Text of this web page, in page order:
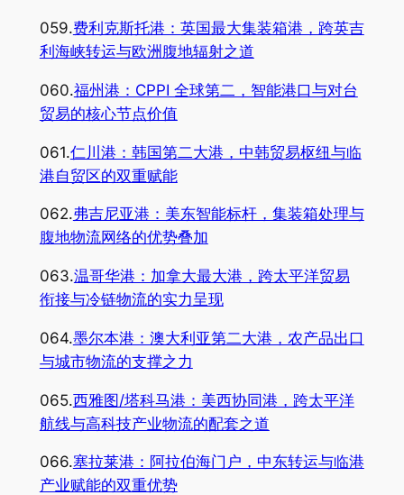
059.费利克斯托港：英国最大集装箱港，跨英吉
利海峡转运与欧洲腹地辐射之道
060.福州港：CPPI 全球第二，智能港口与对台
贸易的核心节点价值
061.仁川港：韩国第二大港，中韩贸易枢纽与临
港自贸区的双重赋能
062.弗吉尼亚港：美东智能标杆，集装箱处理与
腹地物流网络的优势叠加
063.温哥华港：加拿大最大港，跨太平洋贸易
衔接与冷链物流的实力呈现
064.墨尔本港：澳大利亚第二大港，农产品出口
与城市物流的支撑之力
065.西雅图/塔科马港：美西协同港，跨太平洋
航线与高科技产业物流的配套之道
066.塞拉莱港：阿拉伯海门户，中东转运与临港
产业赋能的双重优势